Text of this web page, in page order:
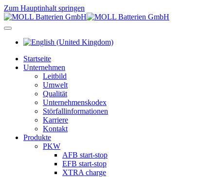
Zum Hauptinhalt springen
Startseite
Unternehmen
Leitbild
Umwelt
Qualität
Unternehmenskodex
Störfallinformationen
Karriere
Kontakt
Produkte
PKW
AFB start-stop
EFB start-stop
XTRA charge